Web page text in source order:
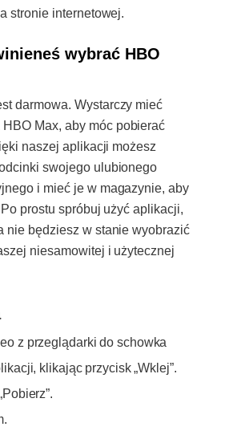
stronie internetowej.
wybrać HBO
darmowa. Wystarczy mieć
Max, aby móc pobierać
naszej aplikacji możesz
swojego ulubionego
i mieć je w magazynie, aby
prostu spróbuj użyć aplikacji,
nie będziesz w stanie wyobrazić
niesamowitej i użytecznej
z przeglądarki do schowka
klikając przycisk „Wklej”.